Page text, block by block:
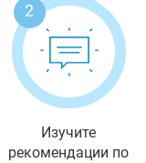
2
Изучите
рекомендации по